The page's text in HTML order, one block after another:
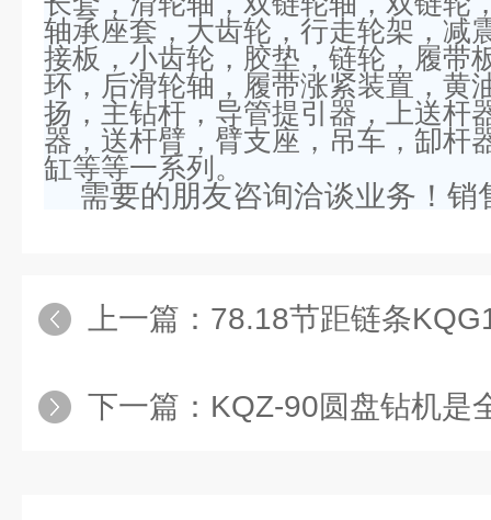
轴承座套，大齿轮，行走轮架，减
接板，小齿轮，胶垫，链轮，履带
环，后滑轮轴，履带涨紧装置，黄
扬，主钻杆，导管提引器，上送杆
器，送杆臂，臂支座，吊车， 缷杆
缸等等一系列。
需要的朋友咨询洽谈业务！
上一篇： 78.18节距链条
下一篇： KQZ-90圆盘钻机是全气